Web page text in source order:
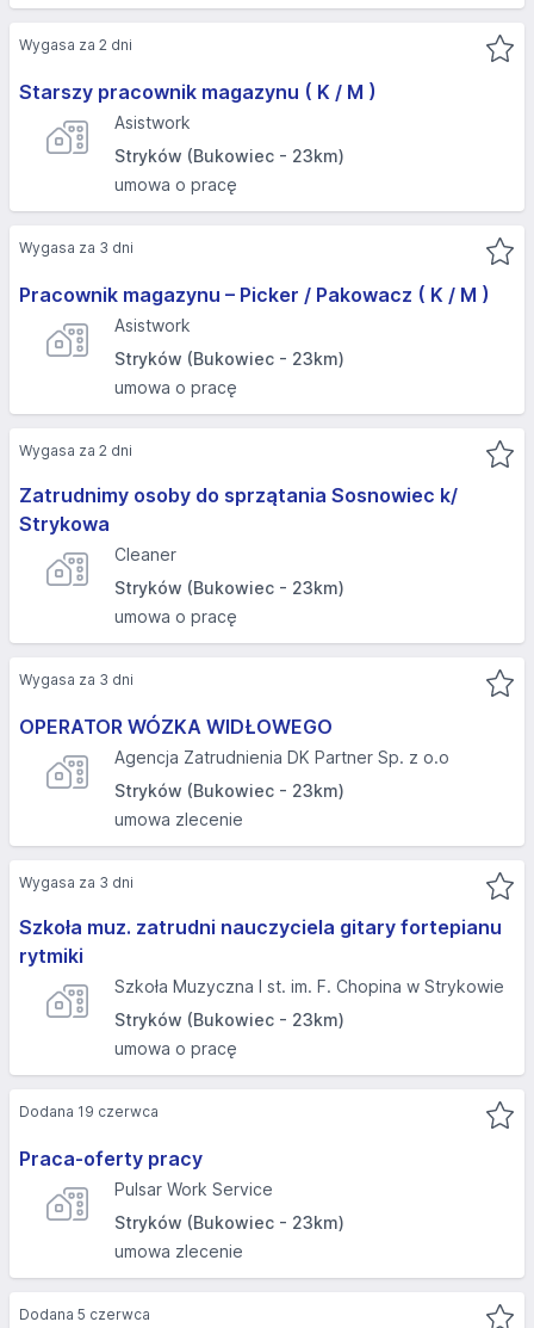
Starszy pracownik magazynu ( K / M )
Asistwork
Stryków (Bukowiec - 23km)
umowa o pracę
Wygasa za 2 dni
Pracownik magazynu – Picker / Pakowacz ( K / M )
Asistwork
Stryków (Bukowiec - 23km)
umowa o pracę
Wygasa za 3 dni
Zatrudnimy osoby do sprzątania Sosnowiec k/
Strykowa
Cleaner
Stryków (Bukowiec - 23km)
umowa o pracę
Wygasa za 2 dni
OPERATOR WÓZKA WIDŁOWEGO
Agencja Zatrudnienia DK Partner Sp. z o.o
Stryków (Bukowiec - 23km)
umowa zlecenie
Wygasa za 3 dni
Szkoła muz. zatrudni nauczyciela gitary fortepianu
rytmiki
Szkoła Muzyczna I st. im. F. Chopina w Strykowie
Stryków (Bukowiec - 23km)
umowa o pracę
Wygasa za 3 dni
Praca-oferty pracy
Pulsar Work Service
Stryków (Bukowiec - 23km)
umowa zlecenie
Dodana 19 czerwca
Dodana 5 czerwca